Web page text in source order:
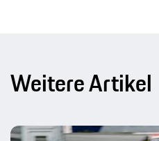
Weitere Artikel